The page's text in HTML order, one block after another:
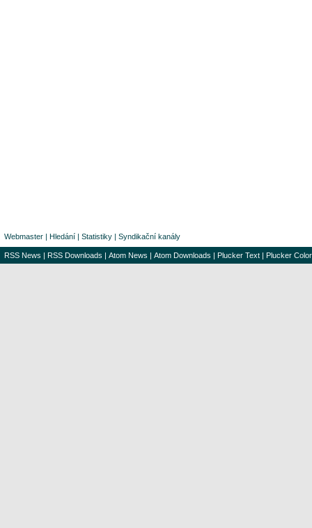
Webmaster | Hledání | Statistiky | Syndikační kanály
RSS News | RSS Downloads | Atom News | Atom Downloads | Plucker Text | Plucker Color